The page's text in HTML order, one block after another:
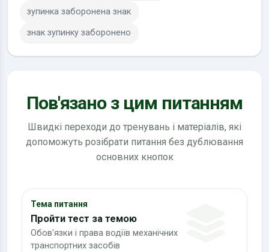
зупинка заборонена знак
знак зупинку заборонено
Пов'язано з цим питанням
Швидкі переходи до тренувань і матеріалів, які
допоможуть розібрати питання без дублювання
основних кнопок
Тема питання
Пройти тест за темою
Обов'язки і права водіїв механічних
транспортних засобів